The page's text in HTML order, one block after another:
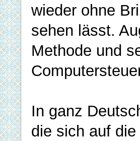
wieder ohne
sehen lässt.
Methode und
In ganz
die sich auf